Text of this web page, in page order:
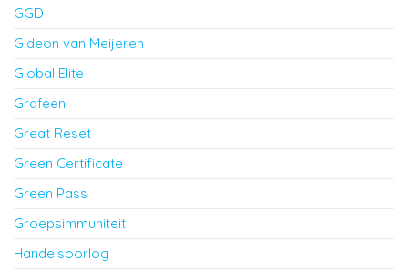
GGD
Gideon van Meijeren
Global Elite
Grafeen
Great Reset
Green Certificate
Green Pass
Groepsimmuniteit
Handelsoorlog